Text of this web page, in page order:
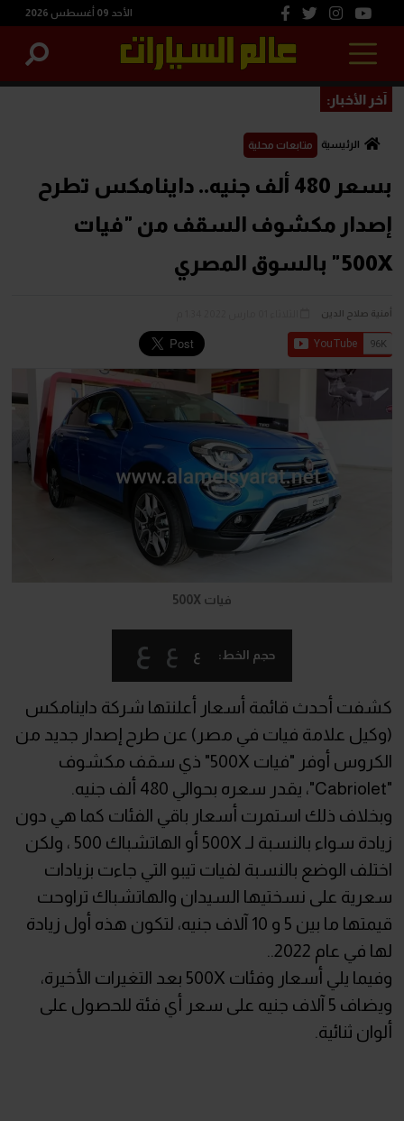
الأحد 09 أغسطس 2026
آخر الأخبار:
الرئيسية متابعات محلية
بسعر 480 ألف جنيه.. داينامكس تطرح
إصدار مكشوف السقف من "فيات
500X" بالسوق المصري
أمنية صلاح الدين
فيات 500X
حجم الخط: ع ع ع
كشفت أحدث قائمة أسعار أعلنتها شركة داينامكس
(وكيل علامة فيات في مصر) عن طرح إصدار جديد من
الكروس أوفر "فيات 500X" ذي سقف مكشوف
"Cabriolet"، يقدر سعره بحوالي 480 ألف جنيه.
وبخلاف ذلك استمرت أسعار باقي الفئات كما هي دون
زيادة سواء بالنسبة لـ 500X أو الهاتشباك 500 ، ولكن
اختلف الوضع بالنسبة لفيات تيبو التي جاءت بزيادات
سعرية على نسختيها السيدان والهاتشباك تراوحت
قيمتها ما بين 5 و 10 آلاف جنيه، لتكون هذه أول زيادة
لها في عام 2022..
وفيما يلي أسعار وفئات 500X بعد التغيرات الأخيرة،
ويضاف 5 آلاف جنيه على سعر أي فئة للحصول على
ألوان ثنائية.